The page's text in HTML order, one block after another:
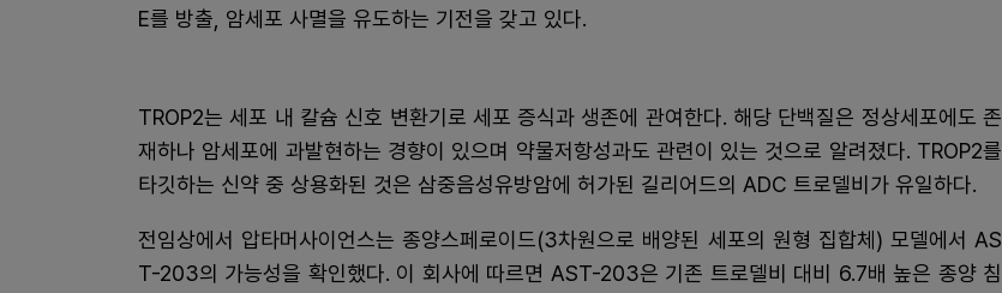
E를 방출, 암세포 사멸을 유도하는 기전을 갖고 있다.
TROP2는 세포 내 칼슘 신호 변환기로 세포 증식과 생존에 관여한다. 해당 단백질은 정상세포에도 존
재하나 암세포에 과발현하는 경향이 있으며 약물저항성과도 관련이 있는 것으로 알려졌다. TROP2를
타깃하는 신약 중 상용화된 것은 삼중음성유방암에 허가된 길리어드의 ADC 트로델비가 유일하다.
전임상에서 압타머사이언스는 종양스페로이드(3차원으로 배양된 세포의 원형 집합체) 모델에서 AS
T-203의 가능성을 확인했다. 이 회사에 따르면 AST-203은 기존 트로델비 대비 6.7배 높은 종양 침